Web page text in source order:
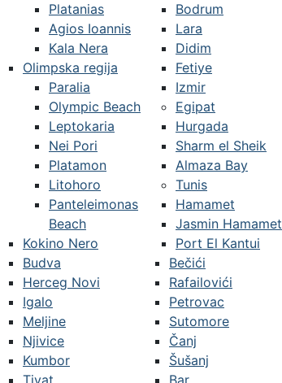
Platanias
Agios Ioannis
Kala Nera
Olimpska regija
Paralia
Olympic Beach
Leptokaria
Nei Pori
Platamon
Litohoro
Panteleimonas
Beach
Kokino Nero
Budva
Herceg Novi
Igalo
Meljine
Njivice
Kumbor
Tivat
Bečići
Rafailovići
Petrovac
Sutomore
Čanj
Šušanj
Bar
Bodrum
Lara
Didim
Fetiye
Izmir
Egipat
Hurgada
Sharm el Sheik
Almaza Bay
Tunis
Hamamet
Jasmin Hamamet
Port El Kantui